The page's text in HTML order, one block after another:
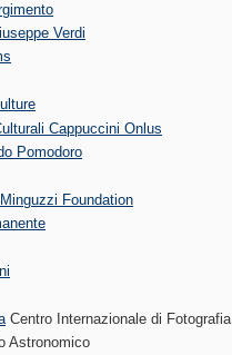
Verdi
Cappuccini Onlus
Pomodoro
Foundation
Centro Internazionale di Fotografia
Astronomico